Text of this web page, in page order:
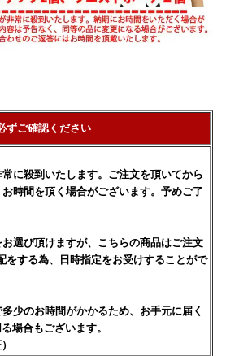
ずご確認ください
に殺到いたします。ご注文を頂いてから
時間を頂く場合がございます。予めご了
選び頂けますが、こちらの商品はご注文
をする為、日時指定をお受けすることがで
少のお時間がかかるため、お手元に届く
場合もございます。